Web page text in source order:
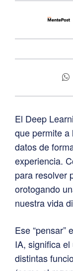
El Deep
que permite a
datos de
experiencia.
para resolver
orotogando
nuestra vida
Ese “pensar”
IA, significa
distintas